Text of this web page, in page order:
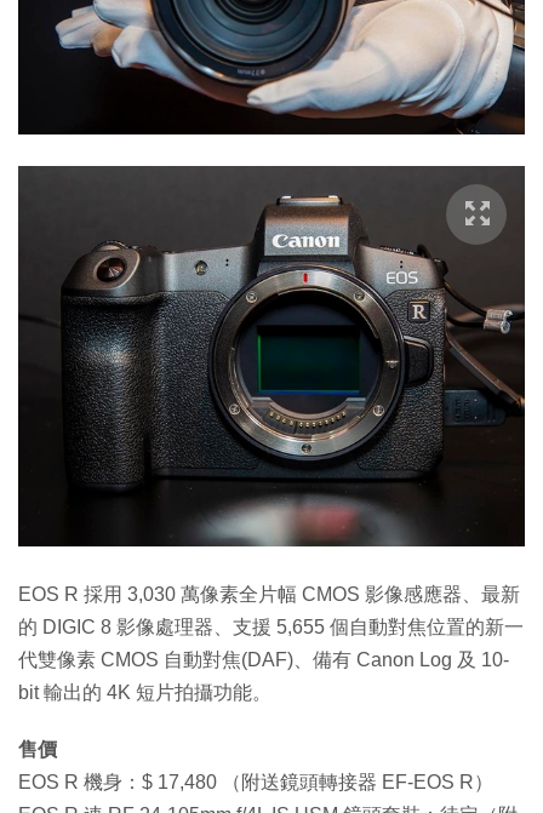
EOS R 採用 3,030 萬像素全片幅 CMOS 影像感應器、最新
的 DIGIC 8 影像處理器、支援 5,655 個自動對焦位置的新一
代雙像素 CMOS 自動對焦(DAF)、備有 Canon Log 及 10-
bit 輸出的 4K 短片拍攝功能。
售價
EOS R 機身：$ 17,480 （附送鏡頭轉接器 EF-EOS R）